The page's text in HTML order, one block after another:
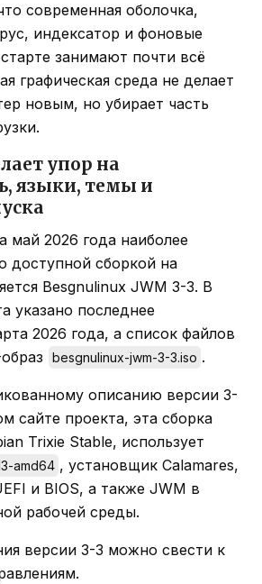
современная оболочка,
индексатор и фоновые
занимают почти всё
графическая среда не делает
новым, но убирает часть
упор на
языки, темы и
май 2026 года наиболее
доступной сборкой на
Besgnulinux JWM 3-3. В
указано последнее
2026 года, а список файлов
besgnulinux-jwm-3-3.iso .
описанию версии 3-
сайте проекта, эта сборка
Trixie Stable, использует
amd64 , установщик Calamares,
и BIOS, а также JWM в
рабочей среды.
версии 3-3 можно свести к